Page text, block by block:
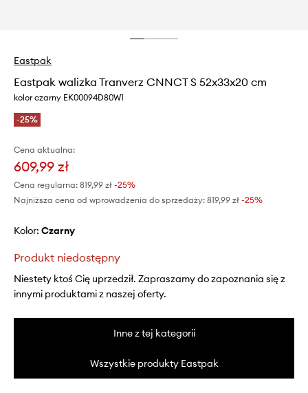
Eastpak
Eastpak walizka Tranverz CNNCT S 52x33x20 cm
kolor czarny EK00094D80W1
-25%
Cena aktualna:
609,99 zł
Cena regularna: 819,99 zł -25%
Najniższa cena od wprowadzenia do sprzedaży: 819,99 zł -25%
Kolor: czarny
Produkt niedostępny
Niestety ktoś Cię uprzedził. Zapraszamy do zapoznania się z
innymi produktami z naszej oferty.
Inne z tej kategorii
Wszystkie produkty Eastpak